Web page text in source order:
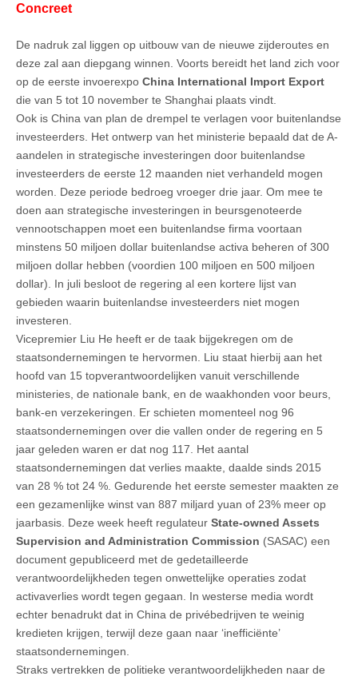
Concreet
De nadruk zal liggen op uitbouw van de nieuwe zijderoutes en
deze zal aan diepgang winnen. Voorts bereidt het land zich voor
op de eerste invoerexpo China International Import Export
die van 5 tot 10 november te Shanghai plaats vindt.
Ook is China van plan de drempel te verlagen voor buitenlandse
investeerders. Het ontwerp van het ministerie bepaald dat de A-
aandelen in strategische investeringen door buitenlandse
investeerders de eerste 12 maanden niet verhandeld mogen
worden. Deze periode bedroeg vroeger drie jaar. Om mee te
doen aan strategische investeringen in beursgenoteerde
vennootschappen moet een buitenlandse firma voortaan
minstens 50 miljoen dollar buitenlandse activa beheren of 300
miljoen dollar hebben (voordien 100 miljoen en 500 miljoen
dollar). In juli besloot de regering al een kortere lijst van
gebieden waarin buitenlandse investeerders niet mogen
investeren.
Vicepremier Liu He heeft er de taak bijgekregen om de
staatsondernemingen te hervormen. Liu staat hierbij aan het
hoofd van 15 topverantwoordelijken vanuit verschillende
ministeries, de nationale bank, en de waakhonden voor beurs,
bank-en verzekeringen. Er schieten momenteel nog 96
staatsondernemingen over die vallen onder de regering en 5
jaar geleden waren er dat nog 117. Het aantal
staatsondernemingen dat verlies maakte, daalde sinds 2015
van 28 % tot 24 %. Gedurende het eerste semester maakten ze
een gezamenlijke winst van 887 miljard yuan of 23% meer op
jaarbasis. Deze week heeft regulateur State-owned Assets
Supervision and Administration Commission (SASAC) een
document gepubliceerd met de gedetailleerde
verantwoordelijkheden tegen onwettelijke operaties zodat
activaverlies wordt tegen gegaan. In westerse media wordt
echter benadrukt dat in China de privébedrijven te weinig
kredieten krijgen, terwijl deze gaan naar ‘inefficiënte’
staatsondernemingen.
Straks vertrekken de politieke verantwoordelijkheden naar de